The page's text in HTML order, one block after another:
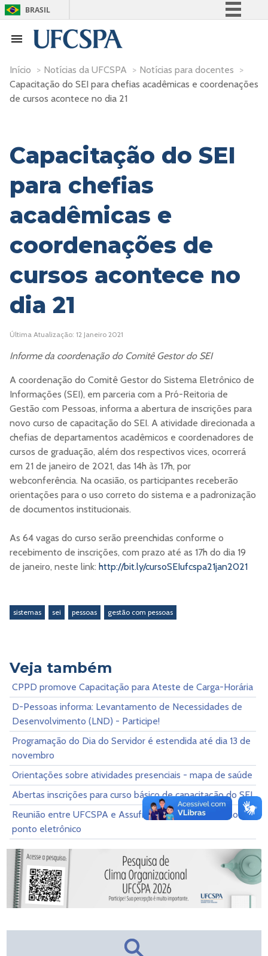
BRASIL
Participe
Acesso à informação
Início > Notícias da UFCSPA > Notícias para docentes >
Capacitação do SEI para chefias acadêmicas e coordenações
de cursos acontece no dia 21
Capacitação do SEI
para chefias
acadêmicas e
coordenações de
cursos acontece no
dia 21
Última Atualização: 12 Janeiro 2021
Informe da coordenação do Comitê Gestor do SEI
A coordenação do Comitê Gestor do Sistema Eletrônico de
Informações (SEI), em parceria com a Pró-Reitoria de
Gestão com Pessoas, informa a abertura de inscrições para
novo curso de capacitação do SEI. A atividade direcionada a
chefias de departamentos acadêmicos e coordenadores de
cursos de graduação, além dos respectivos vices, ocorrerá
em 21 de janeiro de 2021, das 14h às 17h, por
webconferência. Na ocasião, os participantes receberão
orientações para o uso correto do sistema e a padronização
de documentos institucionais.
As 64 vagas do curso serão preenchidas conforme o
recebimento de inscrições, com prazo até as 17h do dia 19
de janeiro, neste link: http://bit.ly/cursoSEIufcspa21jan2021
sistemas sei pessoas gestão com pessoas
Veja também
CPPD promove Capacitação para Ateste de Carga-Horária
D-Pessoas informa: Levantamento de Necessidades de
Desenvolvimento (LND) - Participe!
Programação do Dia do Servidor é estendida até dia 13 de
novembro
Orientações sobre atividades presenciais - mapa de saúde
Abertas inscrições para curso básico de capacitação do SEI
Reunião entre UFCSPA e Assufrgs aborda teletrabalho e
ponto eletrônico